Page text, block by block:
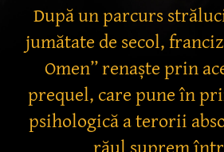
După un parcurs
jumătate de secol,
Omen” renaște prin
prequel, care pune în
psihologică a terorii